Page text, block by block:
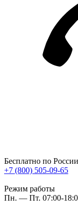
Бесплатно по России
+7 (800) 505-09-65
Режим работы
Пн. — Пт. 07:00-